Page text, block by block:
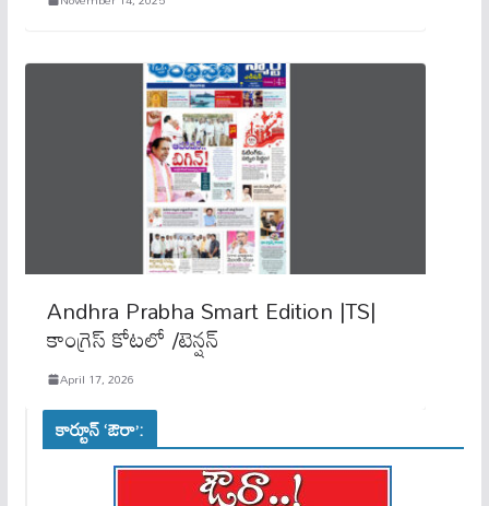
Andhra Prabha Smart Edition |TS|
కాంగ్రెస్​ కోటలో /టెన్షన్
April 17, 2026
కార్టూన్ ‘ఔరా’: